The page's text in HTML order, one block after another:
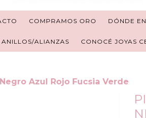
COMPRAMOS ORO DÓNDE
ALIANZAS CONOCÉ JOYAS
Azul Rojo Fucsia Verde